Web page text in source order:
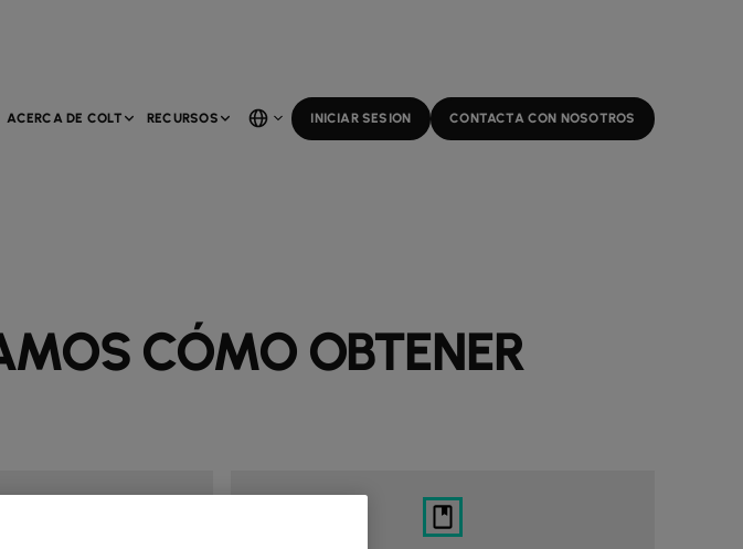
ACERCA DE COLT RECURSOS INICIAR SESION CONTACTA CON NOSOTROS
CÓMO OBTENER